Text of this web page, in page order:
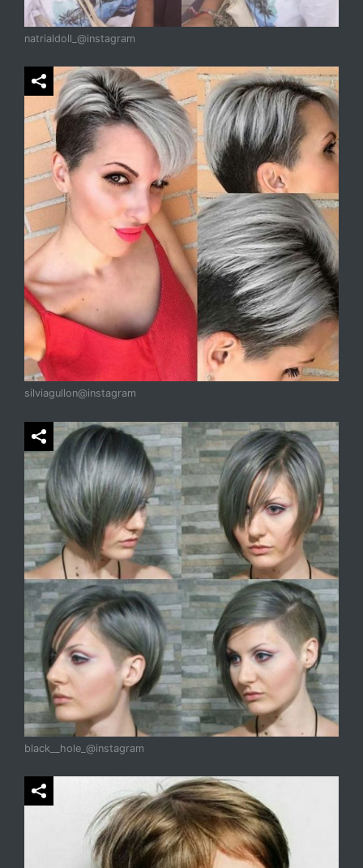
natrialdoll_@instagram
silviagullon@instagram
black__hole_@instagram